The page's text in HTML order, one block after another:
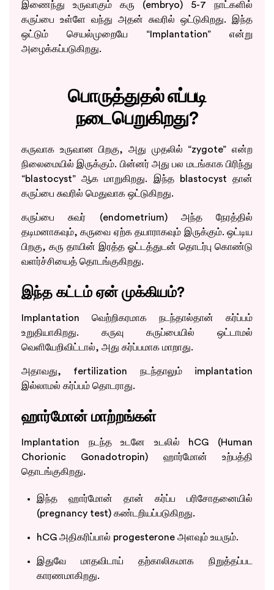
இணைந்து உருவாகும் கரு (embryo) 5-7 நாட்களில்
கருப்பை உள்ளே வந்து அதன் சுவரில் ஒட்டுகிறது. இந்த
ஒட்டும் செயல்முறையே “Implantation” என்று
அழைக்கப்படுகிறது.
பொருத்துதல் எப்படி
நடைபெறுகிறது?
கருவாக உருவான பிறகு, அது முதலில் “zygote” என்ற
நிலைமையில் இருக்கும். பின்னர் அது பல மடங்காக பிரிந்து
“blastocyst” ஆக மாறுகிறது. இந்த blastocyst தான்
கருப்பை சுவரில் மெதுவாக ஒட்டுகிறது.
கருப்பை சுவர் (endometrium) அந்த நேரத்தில்
தடிமனாகவும், கருவை ஏற்க தயாராகவும் இருக்கும். ஒட்டிய
பிறகு, கரு தாயின் இரத்த ஓட்டத்துடன் தொடர்பு கொண்டு
வளர்ச்சியைத் தொடங்குகிறது.
இந்த கட்டம் ஏன் முக்கியம்?
Implantation வெற்றிகரமாக நடந்தால்தான் கர்ப்பம்
உறுதியாகிறது. கருவு கருப்பையில் ஒட்டாமல்
வெளியேறிவிட்டால், அது கர்ப்பமாக மாறாது.
அதாவது, fertilization நடந்தாலும் implantation
இல்லாமல் கர்ப்பம் தொடராது.
ஹார்மோன் மாற்றங்கள்
Implantation நடந்த உடனே உடலில் hCG (Human
Chorionic Gonadotropin) ஹார்மோன் உற்பத்தி
தொடங்குகிறது.
இந்த ஹார்மோன் தான் கர்ப்ப பரிசோதனையில்
(pregnancy test) கண்டறியப்படுகிறது.
hCG அதிகரிப்பால் progesterone அளவும் உயரும்.
இதுவே மாதவிடாய் தற்காலிகமாக நிறுத்தப்பட
காரணமாகிறது.